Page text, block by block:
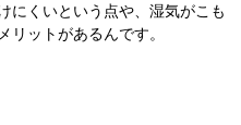
にくいという点や、湿気がこも
リットがあるんです。